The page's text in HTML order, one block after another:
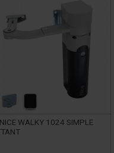
WALKY 1024 SIMPLE